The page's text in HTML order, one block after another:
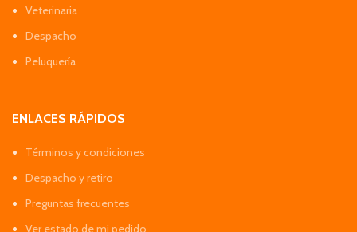
Veterinaria
Despacho
Peluquería
ENLACES RÁPIDOS
Términos y condiciones
Despacho y retiro
Preguntas frecuentes
Ver estado de mi pedido